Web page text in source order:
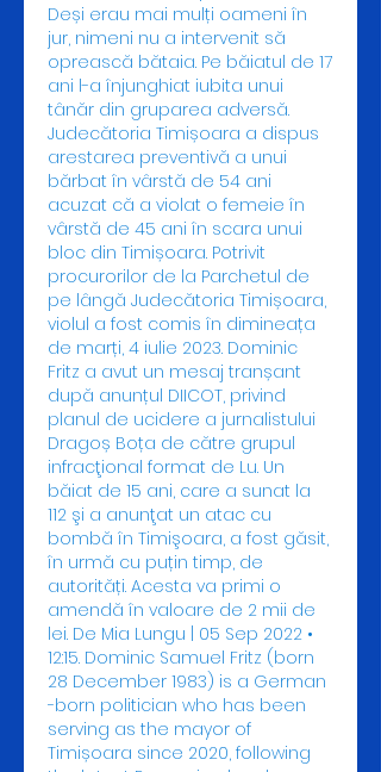
Deși erau mai mulți oameni în
jur, nimeni nu a intervenit să
oprească bătaia. Pe băiatul de 17
ani l-a înjunghiat iubita unui
tânăr din gruparea adversă.
Judecătoria Timișoara a dispus
arestarea preventivă a unui
bărbat în vârstă de 54 ani
acuzat că a violat o femeie în
vârstă de 45 ani în scara unui
bloc din Timișoara. Potrivit
procurorilor de la Parchetul de
pe lângă Judecătoria Timișoara,
violul a fost comis în dimineața
de marți, 4 iulie 2023. Dominic
Fritz a avut un mesaj tranșant
după anunțul DIICOT, privind
planul de ucidere a jurnalistului
Dragoș Boța de către grupul
infracţional format de Lu. Un
băiat de 15 ani, care a sunat la
112 şi a anunţat un atac cu
bombă în Timişoara, a fost găsit,
în urmă cu puțin timp, de
autorități. Acesta va primi o
amendă în valoare de 2 mii de
lei. De Mia Lungu | 05 Sep 2022 •
12:15. Dominic Samuel Fritz (born
28 December 1983) is a German
-born politician who has been
serving as the mayor of
Timișoara since 2020, following